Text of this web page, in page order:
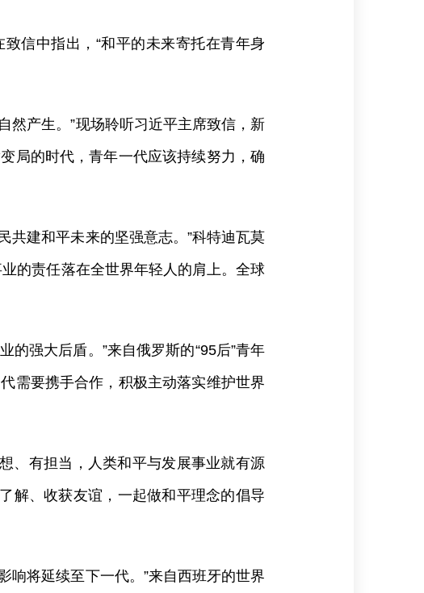
信中指出，“和平的未来寄托在青年身
然产生。”现场聆听习近平主席致信，新
局的时代，青年一代应该持续努力，确
共建和平未来的坚强意志。”科特迪瓦莫
的责任落在全世界年轻人的肩上。全球
的强大后盾。”来自俄罗斯的“95后”青年
需要携手合作，积极主动落实维护世界
、有担当，人类和平与发展事业就有源
解、收获友谊，一起做和平理念的倡导
响将延续至下一代。”来自西班牙的世界